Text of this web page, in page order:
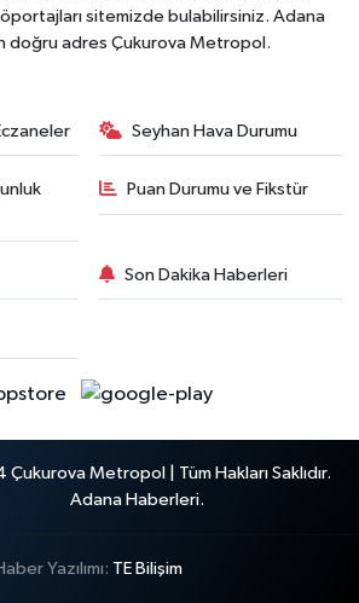
sitemizde bulabilirsiniz. Adana
doğru adres Çukurova Metropol.
Seyhan Hava Durumu
Puan Durumu ve Fikstür
Son Dakika Haberleri
Metropol | Tüm Hakları Saklıdır.
Adana Haberleri.
Yazılımı: TE Bilişim